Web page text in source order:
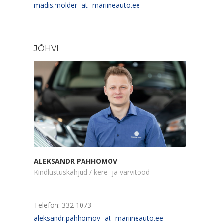
madis.molder -at- mariineauto.ee
JÕHVI
ALEKSANDR PAHHOMOV
Kindlustuskahjud / kere- ja värvitööd
Telefon: 332 1073
aleksandr.pahhomov -at- mariineauto.ee